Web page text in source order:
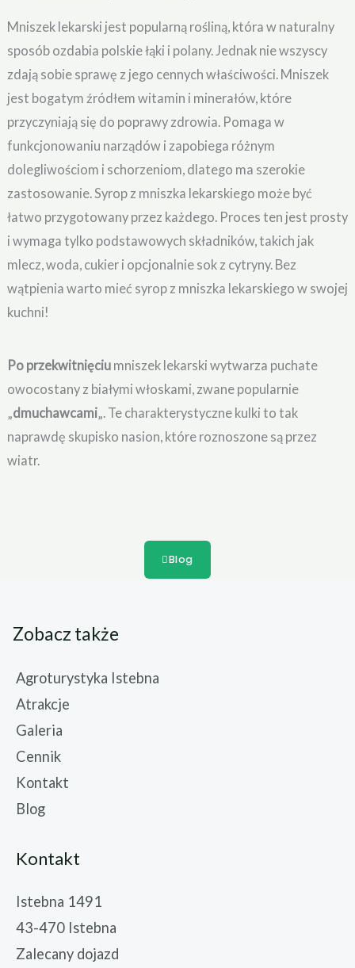
Mniszek lekarski jest popularną rośliną, która w naturalny
sposób ozdabia polskie łąki i polany. Jednak nie wszyscy
zdają sobie sprawę z jego cennych właściwości. Mniszek
jest bogatym źródłem witamin i minerałów, które
przyczyniają się do poprawy zdrowia. Pomaga w
funkcjonowaniu narządów i zapobiega różnym
dolegliwościom i schorzeniom, dlatego ma szerokie
zastosowanie. Syrop z mniszka lekarskiego może być
łatwo przygotowany przez każdego. Proces ten jest prosty
i wymaga tylko podstawowych składników, takich jak
mlecz, woda, cukier i opcjonalnie sok z cytryny. Bez
wątpienia warto mieć syrop z mniszka lekarskiego w swojej
kuchni!
Po przekwitnięciumniszek lekarski wytwarza puchate
owocostany z białymi włoskami, zwane popularnie
dmuchawcami„. Te charakterystyczne kulki to tak
naprawdę skupisko nasion, które roznoszone są przez
wiatr.
Blog
Zobacz także
Agroturystyka Istebna
Atrakcje
Galeria
Cennik
Kontakt
Blog
Kontakt
Istebna 1491
43-470 Istebna
Zalecany dojazd